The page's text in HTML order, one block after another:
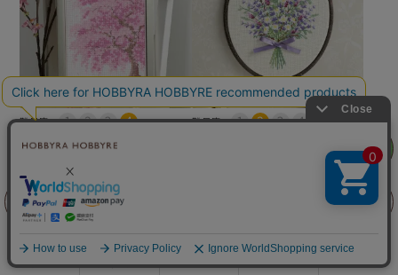
商品を探す 手芸を学ぶ ガイド 店舗情報 ログイン
前に戻る
フェア
難易度：
クロスステッチフレーム＜
春風のしだれ桜＞
¥9,350税込
難易度：
ーム＜ラベンダーブーケ＞